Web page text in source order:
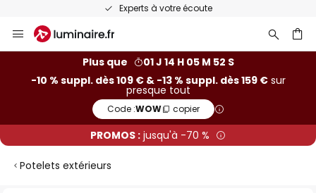
Experts à votre écoute
Allez
au
Plus que
01 J 14 H 05 M 51 S
-10 % suppl. dès 109 € & -13 % suppl. dès 159 €sur
presque tout
Code :WOW copier
PROMOS : jusqu'à -70 %
Potelets extérieurs